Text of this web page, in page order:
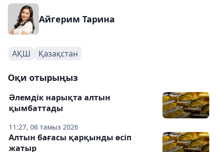
Айгерим Тарина
АҚШ Қазақстан
Оқи отырыңыз
11:27, 06 тамыз 2026
Әлемдік нарықта алтын
қымбаттады
Алтын бағасы қарқынды өсіп
жатыр